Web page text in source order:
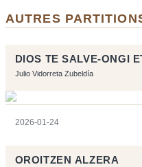
AUTRES
DIOS TE SALVE-ONGI
Julio Vidorreta Zubeldía
2026-01-24
OROITZEN ALZERA